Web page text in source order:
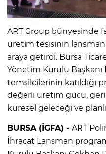
ART Group bünyesinde
üretim tesisinin
araya getirdi. Bursa
Yönetim Kurulu
temsilcilerinin katıldığı
değerli üretim gücü,
küresel geleceği ve planlı
BURSA (İGFA) - ART
İhracat Lansman